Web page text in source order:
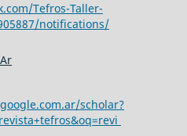
Tefros-Taller-
notifications/
scholar?